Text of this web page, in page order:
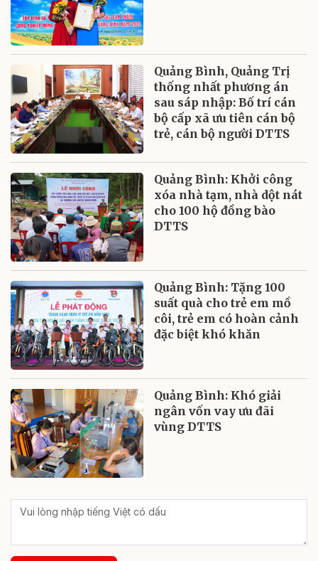
Quảng Bình, Quảng Trị
thống nhất phương án
sau sáp nhập: Bố trí cán
bộ cấp xã ưu tiên cán bộ
trẻ, cán bộ người DTTS
Quảng Bình: Khởi công
xóa nhà tạm, nhà dột nát
cho 100 hộ đồng bào
DTTS
Quảng Bình: Tặng 100
suất quà cho trẻ em mồ
côi, trẻ em có hoàn cảnh
đặc biệt khó khăn
Quảng Bình: Khó giải
ngân vốn vay ưu đãi
vùng DTTS